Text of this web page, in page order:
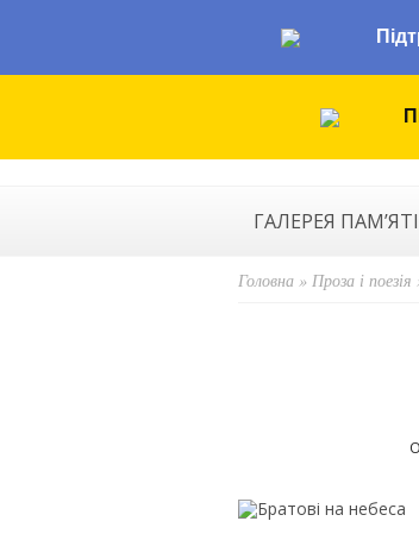
ГАЛЕРЕЯ ПАМ’ЯТІ
Головна » Проза і поезія